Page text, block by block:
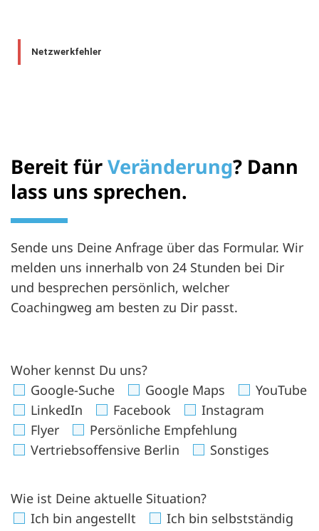
Netzwerkfehler
Bereit fürVeränderung? Dann
lass uns sprechen.
Sende uns Deine Anfrage über das Formular. Wir
melden uns innerhalb von 24 Stunden bei Dir
und besprechen persönlich, welcher
Coachingweg am besten zu Dir passt.
Woher kennst Du uns?
Google-Suche
Google Maps
YouTube
LinkedIn
Facebook
Instagram
Flyer
Persönliche Empfehlung
Vertriebsoffensive Berlin
Sonstiges
Wie ist Deine aktuelle Situation?
Ich bin angestellt
Ich bin selbstständig